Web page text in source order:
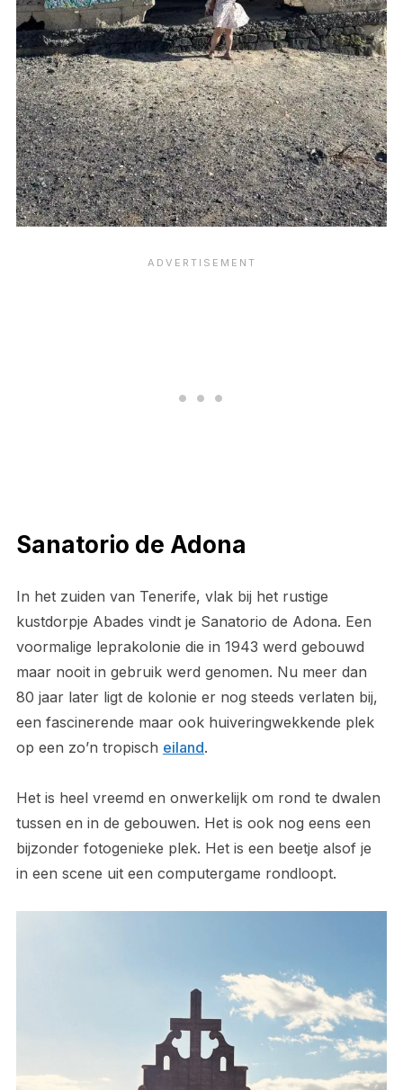
Sanatorio de Adona
In het zuiden van Tenerife, vlak bij het rustige
kustdorpje Abades vindt je Sanatorio de Adona. Een
voormalige leprakolonie die in 1943 werd gebouwd
maar nooit in gebruik werd genomen. Nu meer dan
80 jaar later ligt de kolonie er nog steeds verlaten bij,
een fascinerende maar ook huiveringwekkende plek
op een zo’n tropisch eiland.
Het is heel vreemd en onwerkelijk om rond te dwalen
tussen en in de gebouwen. Het is ook nog eens een
bijzonder fotogenieke plek. Het is een beetje alsof je
in een scene uit een computergame rondloopt.